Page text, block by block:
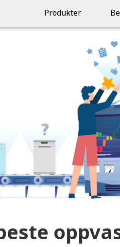
Produkter